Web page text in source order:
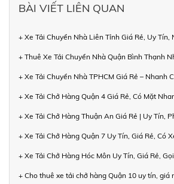
BÀI VIẾT LIÊN QUAN
+ Xe Tải Chuyển Nhà Liên Tỉnh Giá Rẻ, Uy Tín,
+ Thuê Xe Tải Chuyển Nhà Quận Bình Thạnh
+ Xe Tải Chuyển Nhà TPHCM Giá Rẻ – Nhanh
+ Xe Tải Chở Hàng Quận 4 Giá Rẻ, Có Mặt
+ Xe Tải Chở Hàng Thuận An Giá Rẻ | Uy Tín,
+ Xe Tải Chở Hàng Quận 7 Uy Tín, Giá Rẻ, Có
+ Xe Tải Chở Hàng Hóc Môn Uy Tín, Giá Rẻ,
+ Cho thuê xe tải chở hàng Quận 10 uy tín, giá